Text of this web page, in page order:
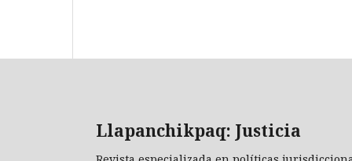
Llapanchikpaq: Justicia